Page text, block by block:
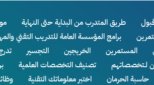
طريق المتدرب من البداية حتى النهاية
برامج المؤسسة العامة للتدريب التقني
المستمرين الخريجين التجسير
لـتخصصاتهم تصنيف التخصصات العلمية
حاسبة الحرمان اختبر معلوماتك التقنية